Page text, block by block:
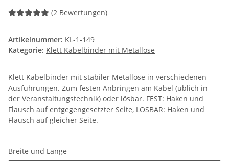
(2 Bewertungen)
Artikelnummer: KL-1-149
Kategorie: Klett Kabelbinder mit Metallöse
Klett Kabelbinder mit stabiler Metallöse in verschiedenen
Ausführungen. Zum festen Anbringen am Kabel (üblich in
der Veranstaltungstechnik) oder lösbar. FEST: Haken und
Flausch auf entgegengesetzter Seite, LÖSBAR: Haken und
Flausch auf gleicher Seite.
Breite und Länge